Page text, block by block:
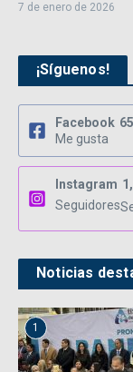
7 de enero de 2026
¡Síguenos!
Facebook
Me gusta
Instagram
Seguidores
Noticias
1